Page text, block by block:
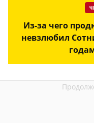
Из-за чего
невзлюбил